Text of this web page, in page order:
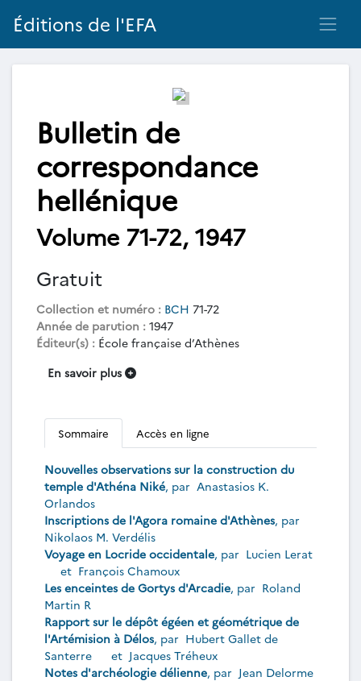
Éditions de l'EFA
Bulletin de
correspondance
hellénique
Volume 71-72, 1947
Gratuit
Collection et numéro : BCH 71-72
Année de parution : 1947
Éditeur(s) : École française d’Athènes
En savoir plus
Sommaire Accès en ligne
Nouvelles observations sur la construction du
temple d'Athéna Niké, par Anastasios K.
Orlandos
Inscriptions de l'Agora romaine d'Athènes, par
Nikolaos M. Verdélis
Voyage en Locride occidentale, par Lucien Lerat
et François Chamoux
Les enceintes de Gortys d'Arcadie, par Roland
Martin R
Rapport sur le dépôt égéen et géométrique de
l'Artémision à Délos, par Hubert Gallet de
Santerre
et Jacques Tréheux
Notes d'archéologie délienne, par Jean Delorme